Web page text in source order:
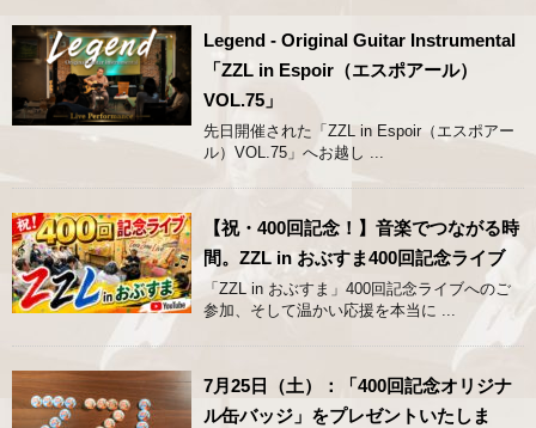
Legend - Original Guitar Instrumental
「ZZL in Espoir（エスポアール）
VOL.75」
先日開催された「ZZL in Espoir（エスポアー
ル）VOL.75」へお越し ...
【祝・400回記念！】音楽でつながる時
間。ZZL in おぶすま400回記念ライブ
「ZZL in おぶすま」400回記念ライブへのご
参加、そして温かい応援を本当に ...
7月25日（土）：「400回記念オリジナ
ル缶バッジ」をプレゼントいたしま